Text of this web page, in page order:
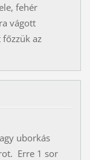
fehér
vágott
az
uborkás
Erre 1 sor